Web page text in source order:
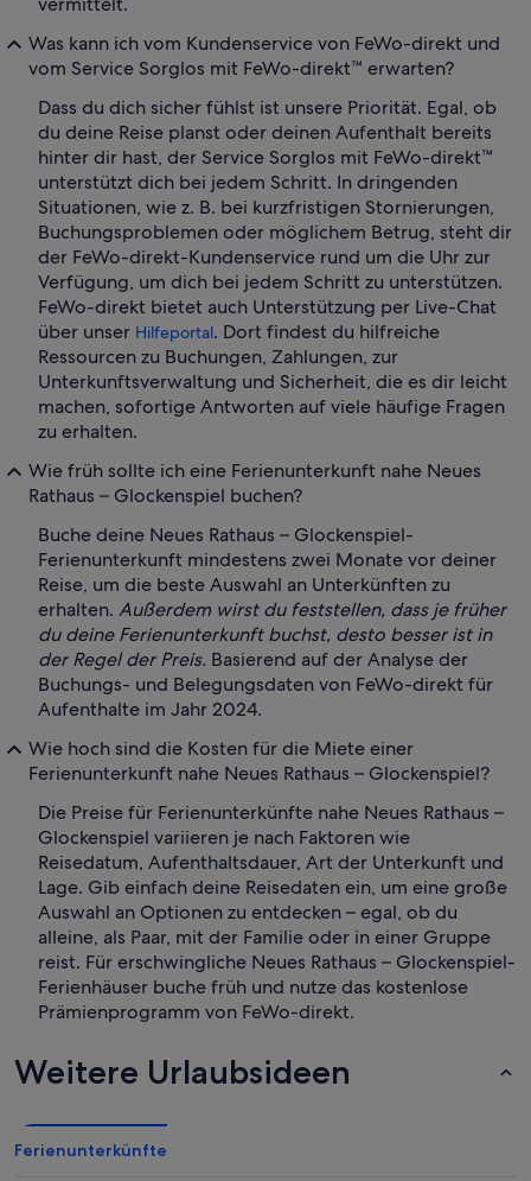
Was kann ich vom Kundenservice von FeWo-direkt und
vom Service Sorglos mit FeWo-direkt™ erwarten?
Dass du dich sicher fühlst ist unsere Priorität. Egal, ob
du deine Reise planst oder deinen Aufenthalt bereits
hinter dir hast, der Service Sorglos mit FeWo-direkt™
unterstützt dich bei jedem Schritt. In dringenden
Situationen, wie z. B. bei kurzfristigen Stornierungen,
Buchungsproblemen oder möglichem Betrug, steht dir
der FeWo-direkt-Kundenservice rund um die Uhr zur
Verfügung, um dich bei jedem Schritt zu unterstützen.
FeWo-direkt bietet auch Unterstützung per Live-Chat
über unser Hilfeportal. Dort findest du hilfreiche
Ressourcen zu Buchungen, Zahlungen, zur
Unterkunftsverwaltung und Sicherheit, die es dir leicht
machen, sofortige Antworten auf viele häufige Fragen
zu erhalten.
Wie früh sollte ich eine Ferienunterkunft nahe Neues
Rathaus – Glockenspiel buchen?
Buche deine Neues Rathaus – Glockenspiel-
Ferienunterkunft mindestens zwei Monate vor deiner
Reise, um die beste Auswahl an Unterkünften zu
erhalten. Außerdem wirst du feststellen, dass je früher
du deine Ferienunterkunft buchst, desto besser ist in
der Regel der Preis. Basierend auf der Analyse der
Buchungs- und Belegungsdaten von FeWo-direkt für
Aufenthalte im Jahr 2024.
Wie hoch sind die Kosten für die Miete einer
Ferienunterkunft nahe Neues Rathaus – Glockenspiel?
Die Preise für Ferienunterkünfte nahe Neues Rathaus –
Glockenspiel variieren je nach Faktoren wie
Reisedatum, Aufenthaltsdauer, Art der Unterkunft und
Lage. Gib einfach deine Reisedaten ein, um eine große
Auswahl an Optionen zu entdecken – egal, ob du
alleine, als Paar, mit der Familie oder in einer Gruppe
reist. Für erschwingliche Neues Rathaus – Glockenspiel-
Ferienhäuser buche früh und nutze das kostenlose
Prämienprogramm von FeWo-direkt.
Weitere Urlaubsideen
Ferienunterkünfte